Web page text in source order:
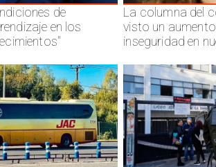
de
en los
La columna del
visto un
inseguridad en